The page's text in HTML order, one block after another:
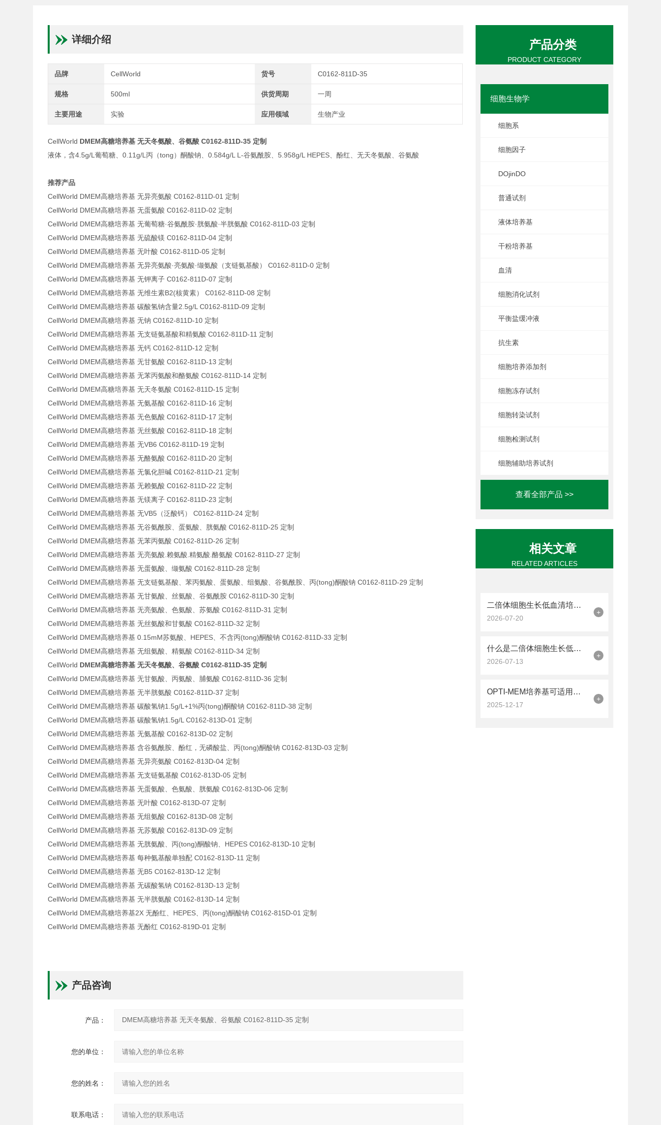
产品分类
PRODUCT CATEGORY
细胞生物学
细胞系
细胞因子
DOjinDO
普通试剂
液体培养基
干粉培养基
血清
细胞消化试剂
平衡盐缓冲液
抗生素
细胞培养添加剂
细胞冻存试剂
细胞转染试剂
细胞检测试剂
细胞辅助培养试剂
查看全部产品 >>
相关文章
RELATED ARTICLES
二倍体细胞生长低血清培养基(SRM)是一种优化细胞培养的平衡策略
2026-07-20
+
什么是二倍体细胞生长低血清培养基(SRM)?
2026-07-13
+
OPTI-MEM培养基可适用于多种哺乳动物细胞的培养
2025-12-17
+
详细介绍
品牌 CellWorld 货号 C0162-811D-35
规格 500ml 供货周期 一周
主要用途 实验 应用领域 生物产业
CellWorld DMEM高糖培养基 无天冬氨酸、谷氨酸 C0162-811D-35 定制
液体，含4.5g/L葡萄糖、0.11g/L丙（tong）酮酸钠、0.584g/L L-谷氨酰胺、5.958g/L HEPES、酚红、无天冬氨酸、谷氨酸
推荐产品
CellWorld DMEM高糖培养基 无异亮氨酸 C0162-811D-01 定制
CellWorld DMEM高糖培养基 无蛋氨酸 C0162-811D-02 定制
CellWorld DMEM高糖培养基 无葡萄糖·谷氨酰胺·胱氨酸·半胱氨酸 C0162-811D-03 定制
CellWorld DMEM高糖培养基 无硫酸镁 C0162-811D-04 定制
CellWorld DMEM高糖培养基 无叶酸 C0162-811D-05 定制
CellWorld DMEM高糖培养基 无异亮氨酸·亮氨酸·缬氨酸（支链氨基酸） C0162-811D-0 定制
CellWorld DMEM高糖培养基 无钾离子 C0162-811D-07 定制
CellWorld DMEM高糖培养基 无维生素B2(核黄素） C0162-811D-08 定制
CellWorld DMEM高糖培养基 碳酸氢钠含量2.5g/L C0162-811D-09 定制
CellWorld DMEM高糖培养基 无钠 C0162-811D-10 定制
CellWorld DMEM高糖培养基 无支链氨基酸和精氨酸 C0162-811D-11 定制
CellWorld DMEM高糖培养基 无钙 C0162-811D-12 定制
CellWorld DMEM高糖培养基 无甘氨酸 C0162-811D-13 定制
CellWorld DMEM高糖培养基 无苯丙氨酸和酪氨酸 C0162-811D-14 定制
CellWorld DMEM高糖培养基 无天冬氨酸 C0162-811D-15 定制
CellWorld DMEM高糖培养基 无氨基酸 C0162-811D-16 定制
CellWorld DMEM高糖培养基 无色氨酸 C0162-811D-17 定制
CellWorld DMEM高糖培养基 无丝氨酸 C0162-811D-18 定制
CellWorld DMEM高糖培养基 无VB6 C0162-811D-19 定制
CellWorld DMEM高糖培养基 无酪氨酸 C0162-811D-20 定制
CellWorld DMEM高糖培养基 无氯化胆碱 C0162-811D-21 定制
CellWorld DMEM高糖培养基 无赖氨酸 C0162-811D-22 定制
CellWorld DMEM高糖培养基 无镁离子 C0162-811D-23 定制
CellWorld DMEM高糖培养基 无VB5（泛酸钙） C0162-811D-24 定制
CellWorld DMEM高糖培养基 无谷氨酰胺、蛋氨酸、胱氨酸 C0162-811D-25 定制
CellWorld DMEM高糖培养基 无苯丙氨酸 C0162-811D-26 定制
CellWorld DMEM高糖培养基 无亮氨酸.赖氨酸.精氨酸.酪氨酸 C0162-811D-27 定制
CellWorld DMEM高糖培养基 无蛋氨酸、缬氨酸 C0162-811D-28 定制
CellWorld DMEM高糖培养基 无支链氨基酸、苯丙氨酸、蛋氨酸、组氨酸、谷氨酰胺、丙(tong)酮酸钠 C0162-811D-29 定制
CellWorld DMEM高糖培养基 无甘氨酸、丝氨酸、谷氨酰胺 C0162-811D-30 定制
CellWorld DMEM高糖培养基 无亮氨酸、色氨酸、苏氨酸 C0162-811D-31 定制
CellWorld DMEM高糖培养基 无丝氨酸和甘氨酸 C0162-811D-32 定制
CellWorld DMEM高糖培养基 0.15mM苏氨酸、HEPES、不含丙(tong)酮酸钠 C0162-811D-33 定制
CellWorld DMEM高糖培养基 无组氨酸、精氨酸 C0162-811D-34 定制
CellWorld DMEM高糖培养基 无天冬氨酸、谷氨酸 C0162-811D-35 定制
CellWorld DMEM高糖培养基 无甘氨酸、丙氨酸、脯氨酸 C0162-811D-36 定制
CellWorld DMEM高糖培养基 无半胱氨酸 C0162-811D-37 定制
CellWorld DMEM高糖培养基 碳酸氢钠1.5g/L+1%丙(tong)酮酸钠 C0162-811D-38 定制
CellWorld DMEM高糖培养基 碳酸氢钠1.5g/L C0162-813D-01 定制
CellWorld DMEM高糖培养基 无氨基酸 C0162-813D-02 定制
CellWorld DMEM高糖培养基 含谷氨酰胺、酚红，无磷酸盐、丙(tong)酮酸钠 C0162-813D-03 定制
CellWorld DMEM高糖培养基 无异亮氨酸 C0162-813D-04 定制
CellWorld DMEM高糖培养基 无支链氨基酸 C0162-813D-05 定制
CellWorld DMEM高糖培养基 无蛋氨酸、色氨酸、胱氨酸 C0162-813D-06 定制
CellWorld DMEM高糖培养基 无叶酸 C0162-813D-07 定制
CellWorld DMEM高糖培养基 无组氨酸 C0162-813D-08 定制
CellWorld DMEM高糖培养基 无苏氨酸 C0162-813D-09 定制
CellWorld DMEM高糖培养基 无胱氨酸、丙(tong)酮酸钠、HEPES C0162-813D-10 定制
CellWorld DMEM高糖培养基 每种氨基酸单独配 C0162-813D-11 定制
CellWorld DMEM高糖培养基 无B5 C0162-813D-12 定制
CellWorld DMEM高糖培养基 无碳酸氢钠 C0162-813D-13 定制
CellWorld DMEM高糖培养基 无半胱氨酸 C0162-813D-14 定制
CellWorld DMEM高糖培养基2X 无酚红、HEPES、丙(tong)酮酸钠 C0162-815D-01 定制
CellWorld DMEM高糖培养基 无酚红 C0162-819D-01 定制
产品咨询
产品：
您的单位：
您的姓名：
联系电话：